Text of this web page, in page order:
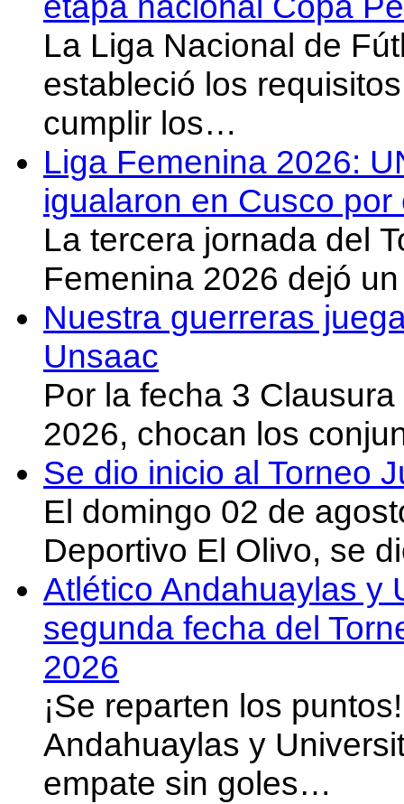
La Liga Nacional de
estableció los
cumplir los…
Liga Femenina 2026:
igualaron en Cusco
La tercera jornada del
Femenina 2026 dejó
Nuestra guerreras
Unsaac
Por la fecha 3
2026, chocan los
Se dio inicio al Torneo
El domingo 02 de
Deportivo El Olivo, se
Atlético Andahuaylas y
segunda fecha del
2026
¡Se reparten los
Andahuaylas y
empate sin goles…